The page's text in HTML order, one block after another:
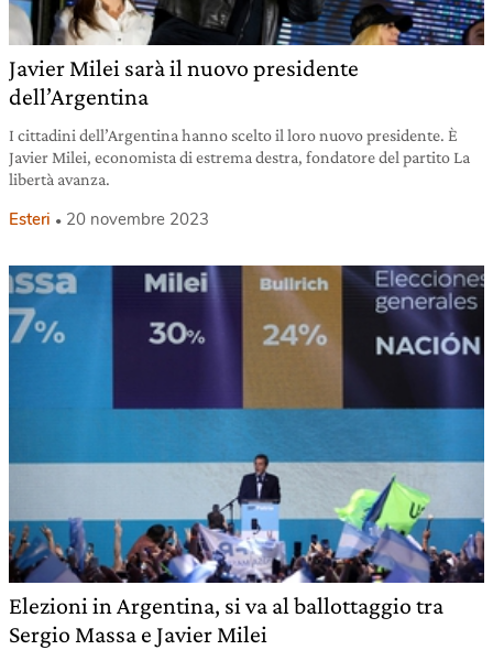
Javier Milei sarà il nuovo presidente
dell’Argentina
I cittadini dell’Argentina hanno scelto il loro nuovo presidente. È
Javier Milei, economista di estrema destra, fondatore del partito La
libertà avanza.
Esteri 20 novembre 2023
Elezioni in Argentina, si va al ballottaggio tra
Sergio Massa e Javier Milei